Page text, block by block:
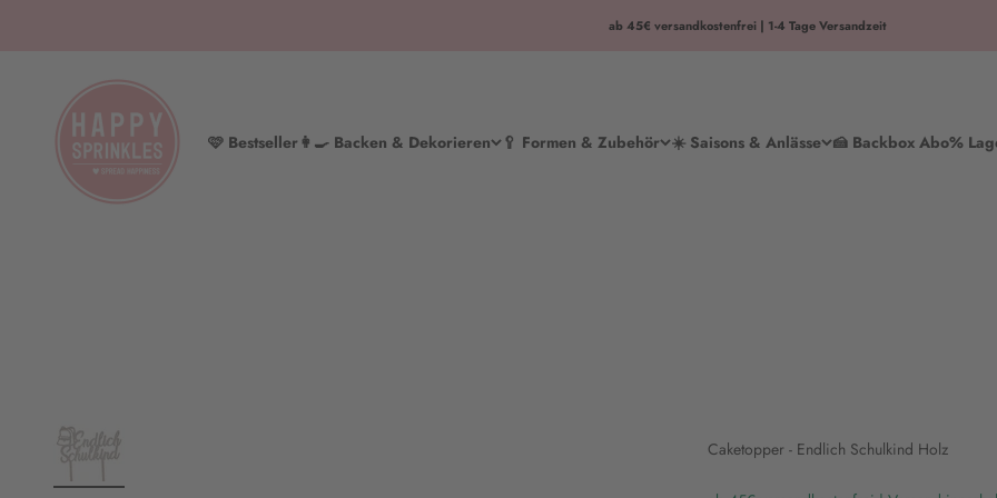
ab 45€ versandkostenfrei | 1-4 Tage Versandzeit
🩷 Bestseller👩‍🍳 Backen & Dekorieren 🥄 Formen & Zubehör ☀️ Saisons & Anlässe 🍰 Backbox Abo%
HAPPY SPRINKLES | D2C
Caketopper - Endlich Schulkind Holz